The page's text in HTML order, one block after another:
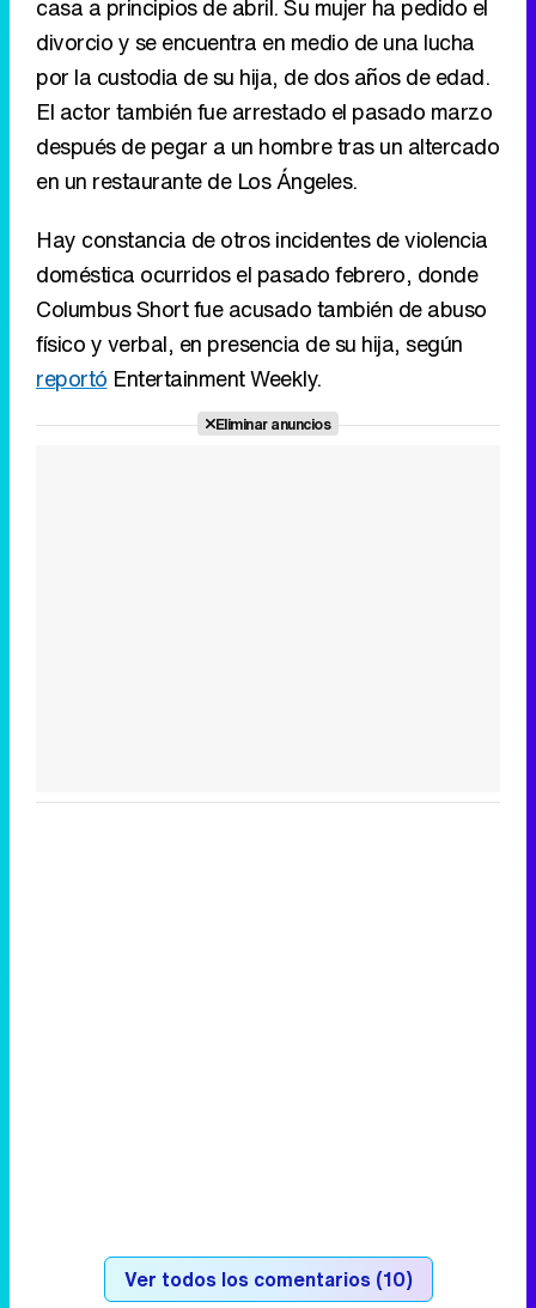
en un restaurante de Los Ángeles.
Hay constancia de otros incidentes de violencia
doméstica ocurridos el pasado febrero, donde
Columbus Short fue acusado también de abuso
físico y verbal, en presencia de su hija, según